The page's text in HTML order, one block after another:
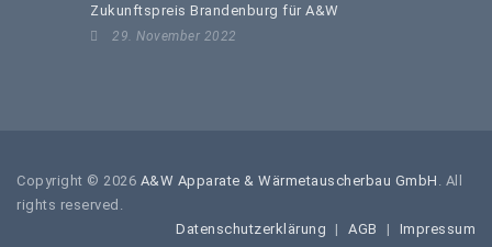
Zukunftspreis Brandenburg für A&W
29. November 2022
Copyright © 2026 A&W Apparate & Wärmetauscherbau GmbH . All
rights reserved.
Datenschutzerklärung
AGB Impressum